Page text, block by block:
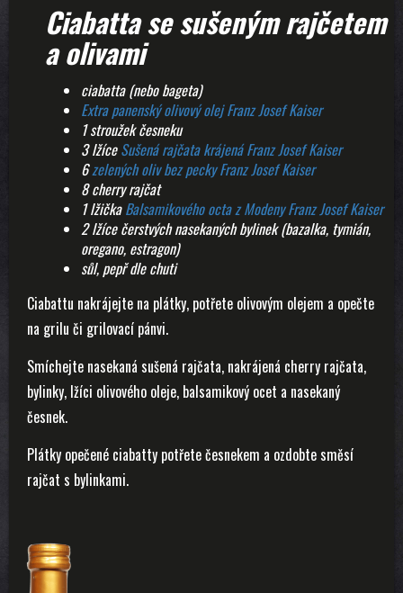
Ciabatta se sušeným rajčetem
a olivami
ciabatta (nebo bageta)
Extra panenský olivový olej Franz Josef Kaiser
1 stroužek česneku
3 lžíceSušená rajčata krájená Franz Josef Kaiser
6zelených oliv bez pecky Franz Josef Kaiser
8 cherry rajčat
1 lžičkaBalsamikového octa z Modeny Franz Josef Kaiser
2 lžíce čerstvých nasekaných bylinek (bazalka, tymián,
oregano, estragon)
sůl, pepř dle chuti
Ciabattu nakrájejte na plátky, potřete olivovým olejem a opečte
na grilu či grilovací pánvi.
Smíchejte nasekaná sušená rajčata, nakrájená cherry rajčata,
bylinky, lžíci olivového oleje, balsamikový ocet a nasekaný
česnek.
Plátky opečené ciabatty potřete česnekem a ozdobte směsí
rajčat s bylinkami.